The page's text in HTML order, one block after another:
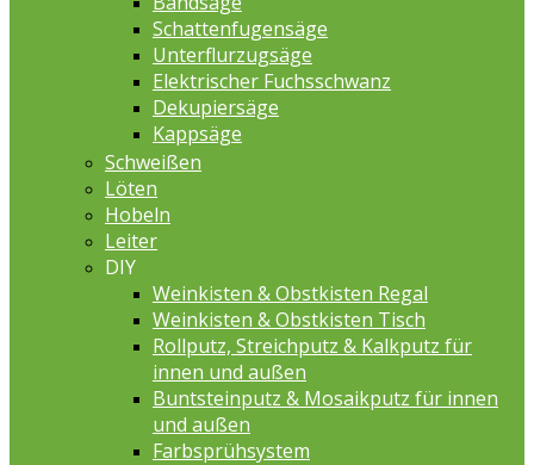
Schattenfugensäge
Unterflurzugsäge
Elektrischer Fuchsschwanz
Dekupiersäge
Kappsäge
Schweißen
Löten
Hobeln
Leiter
DIY
Weinkisten & Obstkisten Regal
Weinkisten & Obstkisten Tisch
Rollputz, Streichputz & Kalkputz für
innen und außen
Buntsteinputz & Mosaikputz für innen
und außen
Farbsprühsystem